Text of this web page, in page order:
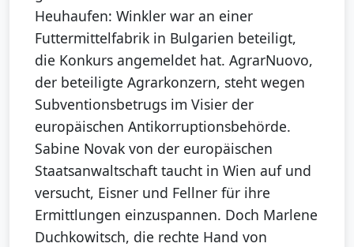
Heuhaufen: Winkler war an einer
Futtermittelfabrik in Bulgarien beteiligt,
die Konkurs angemeldet hat. AgrarNuovo,
der beteiligte Agrarkonzern, steht wegen
Subventionsbetrugs im Visier der
europäischen Antikorruptionsbehörde.
Sabine Novak von der europäischen
Staatsanwaltschaft taucht in Wien auf und
versucht, Eisner und Fellner für ihre
Ermittlungen einzuspannen. Doch Marlene
Duchkowitsch, die rechte Hand von